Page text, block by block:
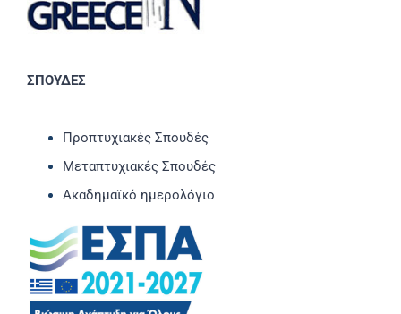
ΣΠΟΥΔΕΣ
Προπτυχιακές Σπουδές
Μεταπτυχιακές Σπουδές
Ακαδημαϊκό ημερολόγιο